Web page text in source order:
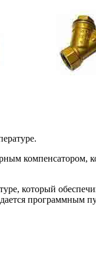
компенсатором,
который
программным